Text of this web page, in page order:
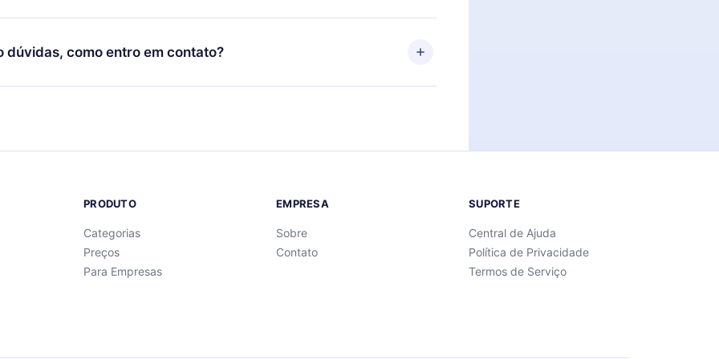
por não renovar sua assinatura do 12min, você pode cancelar a
e o próximo ciclo de cobrança não ocorrerá.
dúvidas, como entro em contato?
para entrar em contato porsupport@12min.com.
PRODUTO
Categorias
Preços
Para Empresas
EMPRESA
Sobre
Contato
SUPORTE
Central de Ajuda
Política de Privacidade
Termos de Serviço